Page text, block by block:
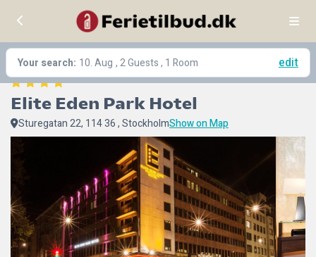
Your search: 10. Aug , 2 Guests , 1 Room edit
Elite Eden Park Hotel
Sturegatan 22, 114 36 , StockholmShow on Map